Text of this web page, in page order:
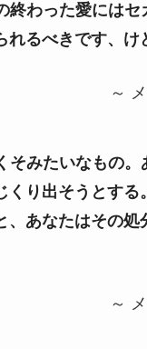
終わった愛にはセ
れるべきです、け
～
そみたいなもの。
くり出そうとする
、あなたはその処
～